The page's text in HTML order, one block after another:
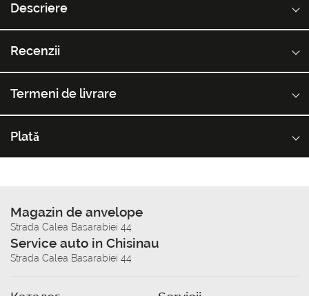
Descriere
Recenzii
Termeni de livrare
Plată
Magazin de anvelope
Strada Calea Basarabiei 44
Service auto in Chisinau
Strada Calea Basarabiei 44